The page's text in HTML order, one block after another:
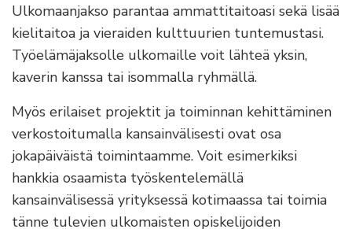
Ulkomaanjakso parantaa ammattitaitoasi sekä lisää
kielitaitoa ja vieraiden kulttuurien tuntemustasi.
Työelämäjaksolle ulkomaille voit lähteä yksin,
kaverin kanssa tai isommalla ryhmällä.
Myös erilaiset projektit ja toiminnan kehittäminen
verkostoitumalla kansainvälisesti ovat osa
jokapäiväistä toimintaamme. Voit esimerkiksi
hankkia osaamista työskentelemällä
kansainvälisessä yrityksessä kotimaassa tai toimia
tänne tulevien ulkomaisten opiskelijoiden